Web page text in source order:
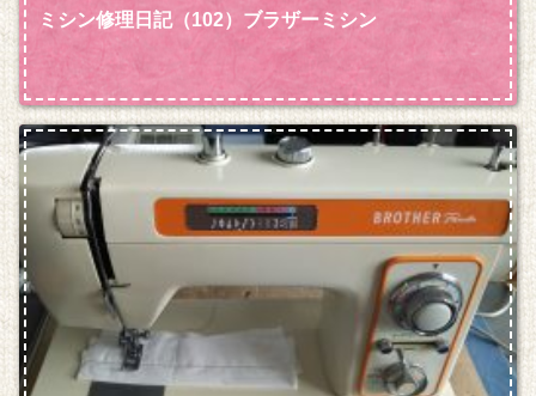
ミシン修理日記（102）ブラザーミシン